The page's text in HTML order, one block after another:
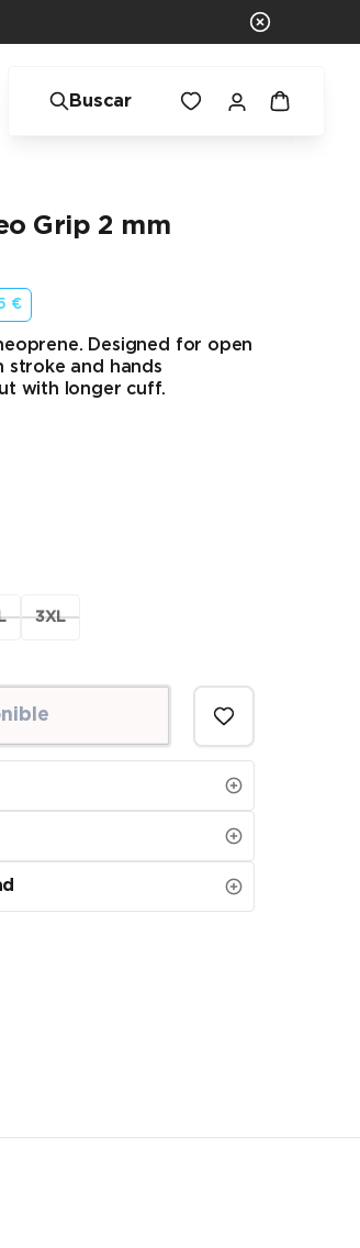
Buscar
Grip 2 mm
€
Designed for open
stroke and hands
with longer cuff.
3XL